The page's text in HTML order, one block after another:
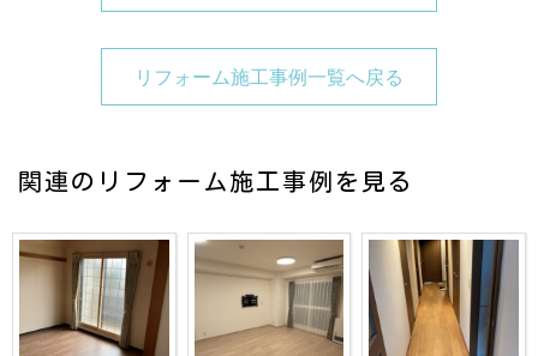
リフォーム施工事例一覧へ戻る
関連のリフォーム施工事例を見る